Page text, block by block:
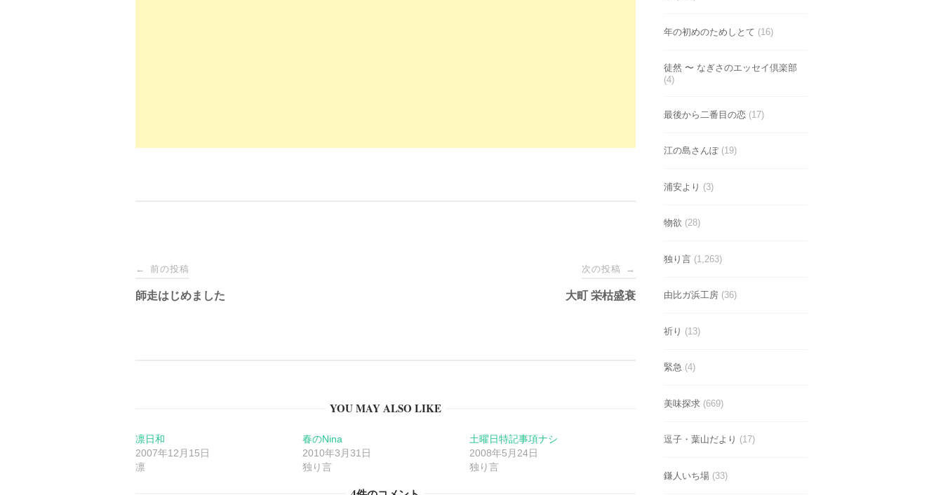
投
稿
ー
← 前の投稿
師走はじめました
次の投稿 →
大町 栄枯盛衰
YOU MAY ALSO LIKE
凛日和
2007年12月15日
凛
春のNina
2010年3月31日
独り言
土曜日特記事項ナシ
2008年5月24日
独り言
年の初めのためしとて (16)
徒然 〜 なぎさのエッセイ倶楽部
(4)
最後から二番目の恋(17)
江の島さんぽ(19)
浦安より (3)
物欲 (28)
独り言(1,263)
由比ガ浜工房(36)
祈り (13)
緊急 (4)
美味探求(669)
逗子・葉山だより (17)
鎌人いち場(33)